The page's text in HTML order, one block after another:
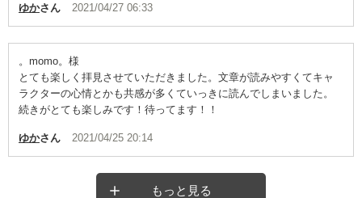
ゆかさん 2021/04/27 06:33
。momo。様
とても楽しく拝見させていただきました。文章が読みやすくてキャ
ラクターの心情とかも共感が多くていっきに読んでしまいました。
続きがとても楽しみです！待ってます！！
ゆかさん 2021/04/25 20:14
もっと見る